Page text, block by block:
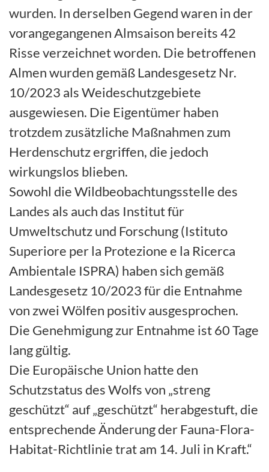
wurden. In derselben Gegend waren in der
vorangegangenen Almsaison bereits 42
Risse verzeichnet worden. Die betroffenen
Almen wurden gemäß Landesgesetz Nr.
10/2023 als Weideschutzgebiete
ausgewiesen. Die Eigentümer haben
trotzdem zusätzliche Maßnahmen zum
Herdenschutz ergriffen, die jedoch
wirkungslos blieben.
Sowohl die Wildbeobachtungsstelle des
Landes als auch das Institut für
Umweltschutz und Forschung (Istituto
Superiore per la Protezione e la Ricerca
Ambientale ISPRA) haben sich gemäß
Landesgesetz 10/2023 für die Entnahme
von zwei Wölfen positiv ausgesprochen.
Die Genehmigung zur Entnahme ist 60 Tage
lang gültig.
Die Europäische Union hatte den
Schutzstatus des Wolfs von „streng
geschützt“ auf „geschützt“ herabgestuft, die
entsprechende Änderung der Fauna-Flora-
Habitat-Richtlinie trat am 14. Juli in Kraft.“